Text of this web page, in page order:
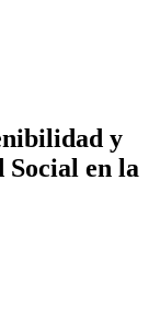
y
Social en la